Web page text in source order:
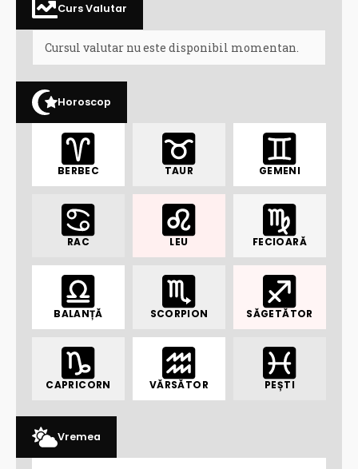
Curs Valutar
Cursul valutar nu este disponibil momentan.
Horoscop
BERBEC TAUR GEMENI
RAC LEU FECIOARĂ
BALANȚĂ SCORPION SĂGETĂTOR
CAPRICORN VĂRSĂTOR PEȘTI
Vremea